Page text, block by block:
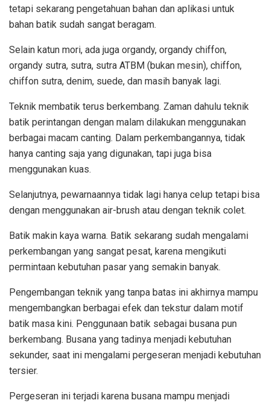
tetapi sekarang pengetahuan bahan dan aplikasi untuk
bahan batik sudah sangat beragam.
Selain katun mori, ada juga organdy, organdy chiffon,
organdy sutra, sutra, sutra ATBM (bukan mesin), chiffon,
chiffon sutra, denim, suede, dan masih banyak lagi.
Teknik membatik terus berkembang. Zaman dahulu teknik
batik perintangan dengan malam dilakukan menggunakan
berbagai macam canting. Dalam perkembangannya, tidak
hanya canting saja yang digunakan, tapi juga bisa
menggunakan kuas.
Selanjutnya, pewarnaannya tidak lagi hanya celup tetapi bisa
dengan menggunakan air-brush atau dengan teknik colet.
Batik makin kaya warna. Batik sekarang sudah mengalami
perkembangan yang sangat pesat, karena mengikuti
permintaan kebutuhan pasar yang semakin banyak.
Pengembangan teknik yang tanpa batas ini akhirnya mampu
mengembangkan berbagai efek dan tekstur dalam motif
batik masa kini. Penggunaan batik sebagai busana pun
berkembang. Busana yang tadinya menjadi kebutuhan
sekunder, saat ini mengalami pergeseran menjadi kebutuhan
tersier.
Pergeseran ini terjadi karena busana mampu menjadi